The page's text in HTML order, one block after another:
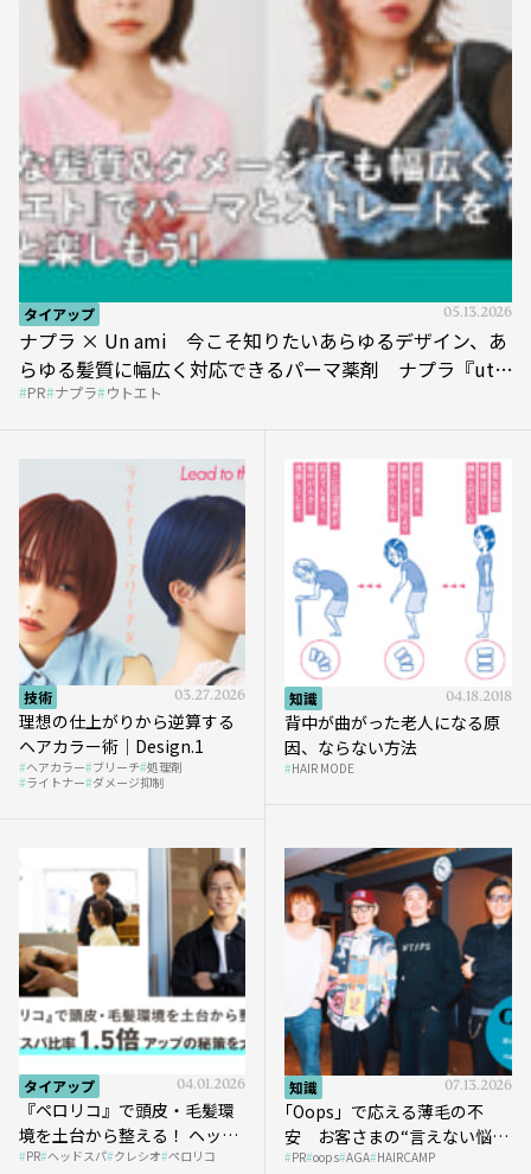
タイアップ 05.13.2026
ナプラ × Un ami 今こそ知りたいあらゆるデザイン、あ
らゆる髪質に幅広く対応できるパーマ薬剤 ナプラ『ut-
et』
PR ナプラ ウトエト
技術 03.27.2026
理想の仕上がりから逆算する
ヘアカラー術｜Design.1
ヘアカラー ブリーチ 処理剤
ライトナー ダメージ抑制
知識 04.18.2018
背中が曲がった老人になる原
因、ならない方法
HAIR MODE
タイアップ 04.01.2026
『ペロリコ』で頭皮・毛髪環
境を土台から整える！ ヘッド
スパ比率1.5倍アップの秘策を
PR ヘッドスパ クレシオ ペロリコ
知識 07.13.2026
｢Oops」で応える薄毛の不
安 お客さまの“言えない悩
み”にどう向き合う？ ＃01
PR oops AGA HAIRCAMP